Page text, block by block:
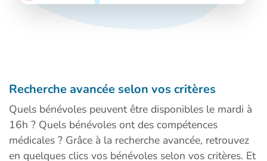
Recherche avancée selon vos critères
Quels bénévoles peuvent être disponibles le mardi à
16h ? Quels bénévoles ont des compétences
médicales ? Grâce à la recherche avancée, retrouvez
en quelques clics vos bénévoles selon vos critères. Et